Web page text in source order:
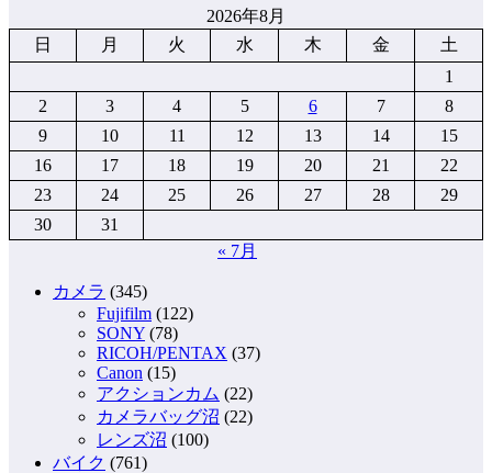
2026年8月
日
月 火 水 木 金
土
1
2
3 4 5 6 7
8
9
10 11 12 13 14
15
16
17 18 19 20 21
22
23
24 25 26 27 28
29
30
31
« 7月
カメラ (345)
Fujifilm (122)
SONY (78)
RICOH/PENTAX (37)
Canon (15)
アクションカム (22)
カメラバッグ沼 (22)
レンズ沼 (100)
バイク (761)